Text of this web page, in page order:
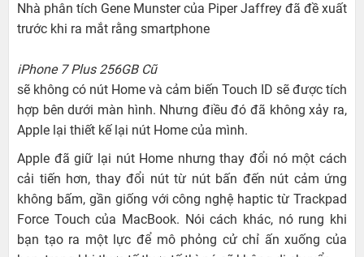
Nhà phân tích Gene Munster của Piper Jaffrey đã đề xuất
trước khi ra mắt rằng smartphone
iPhone 7 Plus 256GB Cũ
sẽ không có nút Home và cảm biến Touch ID sẽ được tích
hợp bên dưới màn hình. Nhưng điều đó đã không xảy ra,
Apple lại thiết kế lại nút Home của mình.
Apple đã giữ lại nút Home nhưng thay đổi nó một cách
cải tiến hơn, thay đổi nút từ nút bấn đến nút cảm ứng
không bấm, gần giống với công nghệ haptic từ Trackpad
Force Touch của MacBook. Nói cách khác, nó rung khi
bạn tạo ra một lực để mô phỏng cử chỉ ấn xuống của